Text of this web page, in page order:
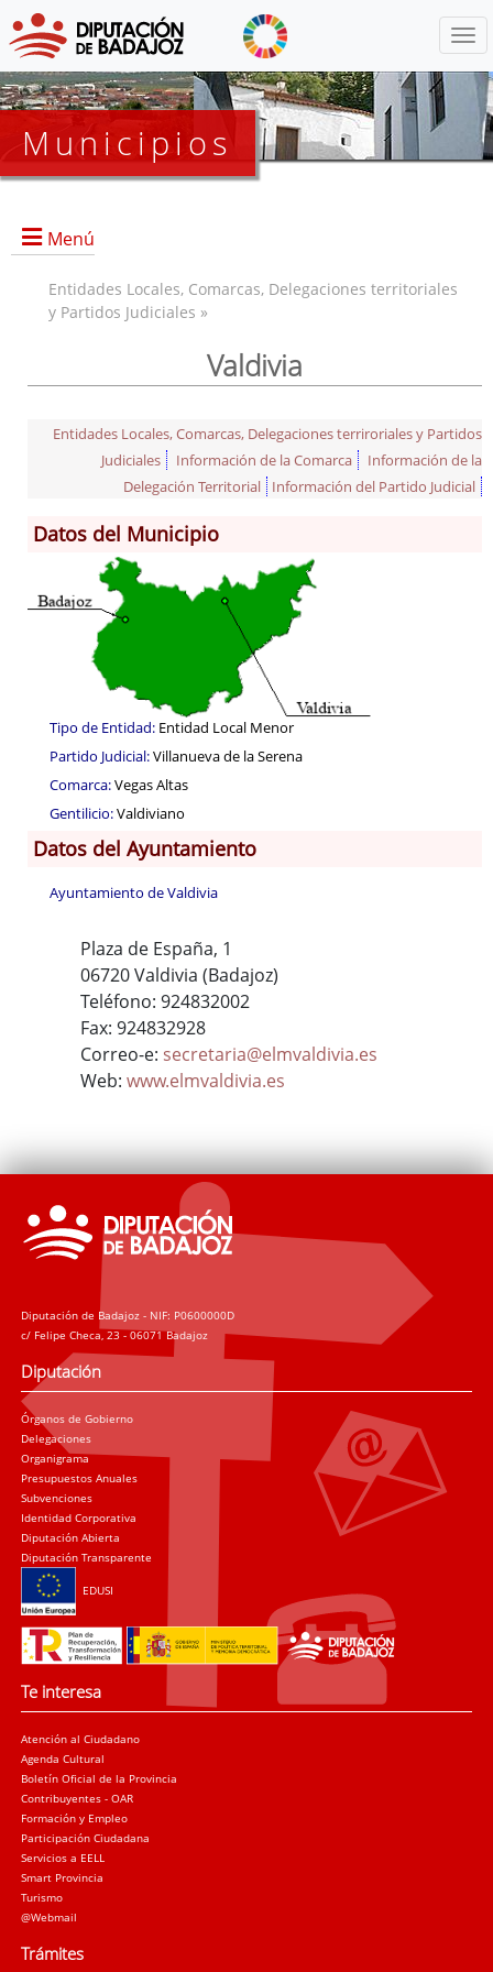
Municipios
Menú
Información General
Población
Archivo Municipal
Corporación
Correo-e gratis
Entidades Locales, Comarcas, Delegaciones territoriales
y Partidos Judiciales »
Valdivia
Entidades Locales, Comarcas, Delegaciones terriroriales y Partidos
Judiciales
Información de la Comarca
Información de la
Delegación Territorial
Información del Partido Judicial
Datos del Municipio
Tipo de Entidad: Entidad Local Menor
Partido Judicial:Villanueva de la Serena
Comarca:Vegas Altas
Gentilicio:Valdiviano
Datos del Ayuntamiento
Ayuntamiento de Valdivia
Plaza de España, 1
06720 Valdivia (Badajoz)
Teléfono: 924832002
Fax: 924832928
Correo-e: secretaria@elmvaldivia.es
Web: www.elmvaldivia.es
Diputación de Badajoz - NIF: P0600000D
c/ Felipe Checa, 23 - 06071 Badajoz
Diputación
Órganos de Gobierno
Delegaciones
Organigrama
Presupuestos Anuales
Subvenciones
Identidad Corporativa
Diputación Abierta
Diputación Transparente
EDUSI
Te interesa
Atención al Ciudadano
Agenda Cultural
Boletín Oficial de la Provincia
Contribuyentes - OAR
Formación y Empleo
Participación Ciudadana
Servicios a EELL
Smart Provincia
Turismo
@Webmail
Trámites